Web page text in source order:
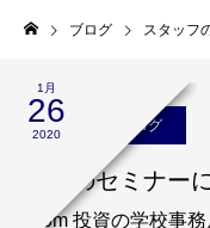
ブログ スタッフ
1月
26
2020
スタッフのブログ
福岡のセミナー
From 投資の学校事務